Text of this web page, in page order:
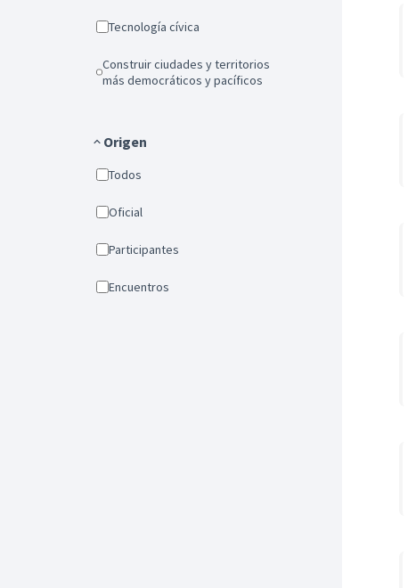
Tecnología cívica
Construir ciudades y territorios
más democráticos y pacíficos
Origen
Todos
Oficial
Participantes
Encuentros